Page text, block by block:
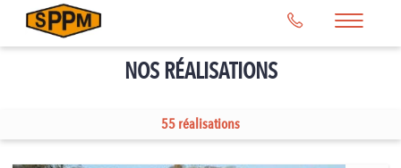
NOS RÉALISATIONS
55 réalisations